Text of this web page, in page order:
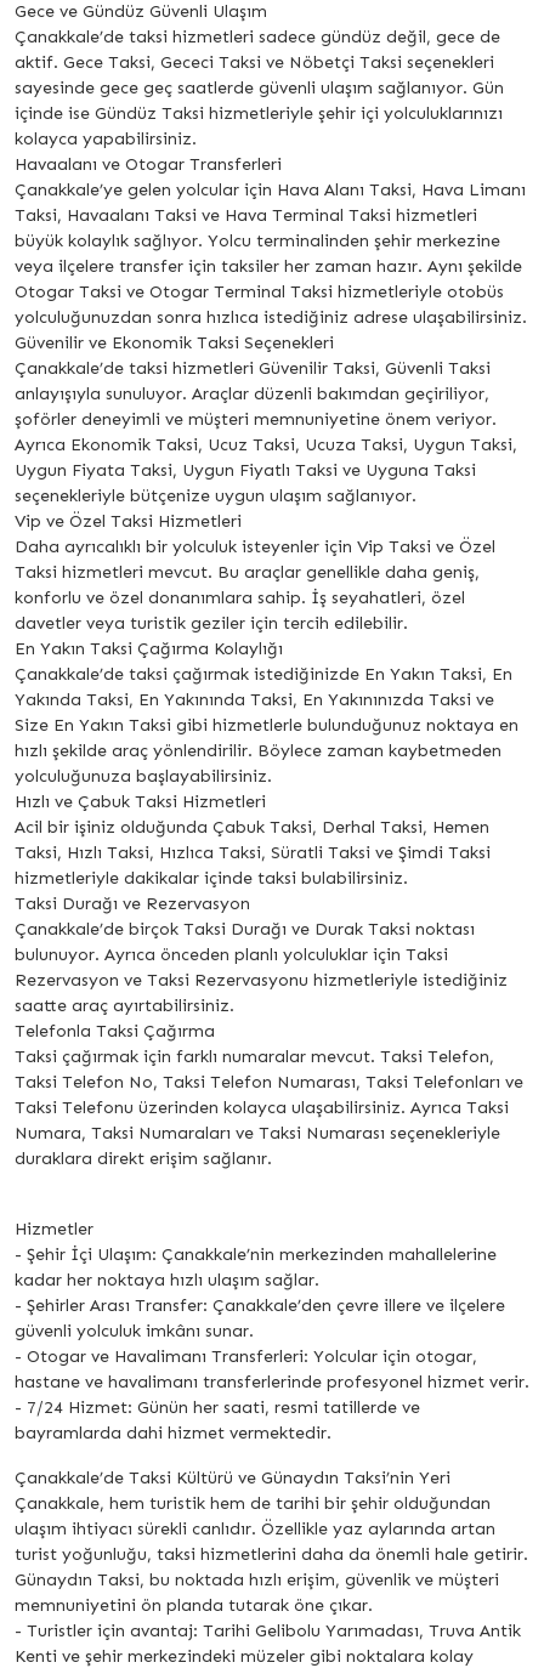
Gece ve Gündüz Güvenli Ulaşım
Çanakkale’de taksi hizmetleri sadece gündüz değil, gece de
aktif. Gece Taksi, Gececi Taksi ve Nöbetçi Taksi seçenekleri
sayesinde gece geç saatlerde güvenli ulaşım sağlanıyor. Gün
içinde ise Gündüz Taksi hizmetleriyle şehir içi yolculuklarınızı
kolayca yapabilirsiniz.
Havaalanı ve Otogar Transferleri
Çanakkale’ye gelen yolcular için Hava Alanı Taksi, Hava Limanı
Taksi, Havaalanı Taksi ve Hava Terminal Taksi hizmetleri
büyük kolaylık sağlıyor. Yolcu terminalinden şehir merkezine
veya ilçelere transfer için taksiler her zaman hazır. Aynı şekilde
Otogar Taksi ve Otogar Terminal Taksi hizmetleriyle otobüs
yolculuğunuzdan sonra hızlıca istediğiniz adrese ulaşabilirsiniz.
Güvenilir ve Ekonomik Taksi Seçenekleri
Çanakkale’de taksi hizmetleri Güvenilir Taksi, Güvenli Taksi
anlayışıyla sunuluyor. Araçlar düzenli bakımdan geçiriliyor,
şoförler deneyimli ve müşteri memnuniyetine önem veriyor.
Ayrıca Ekonomik Taksi, Ucuz Taksi, Ucuza Taksi, Uygun Taksi,
Uygun Fiyata Taksi, Uygun Fiyatlı Taksi ve Uyguna Taksi
seçenekleriyle bütçenize uygun ulaşım sağlanıyor.
Vip ve Özel Taksi Hizmetleri
Daha ayrıcalıklı bir yolculuk isteyenler için Vip Taksi ve Özel
Taksi hizmetleri mevcut. Bu araçlar genellikle daha geniş,
konforlu ve özel donanımlara sahip. İş seyahatleri, özel
davetler veya turistik geziler için tercih edilebilir.
En Yakın Taksi Çağırma Kolaylığı
Çanakkale’de taksi çağırmak istediğinizde En Yakın Taksi, En
Yakında Taksi, En Yakınında Taksi, En Yakınınızda Taksi ve
Size En Yakın Taksi gibi hizmetlerle bulunduğunuz noktaya en
hızlı şekilde araç yönlendirilir. Böylece zaman kaybetmeden
yolculuğunuza başlayabilirsiniz.
Hızlı ve Çabuk Taksi Hizmetleri
Acil bir işiniz olduğunda Çabuk Taksi, Derhal Taksi, Hemen
Taksi, Hızlı Taksi, Hızlıca Taksi, Süratli Taksi ve Şimdi Taksi
hizmetleriyle dakikalar içinde taksi bulabilirsiniz.
Taksi Durağı ve Rezervasyon
Çanakkale’de birçok Taksi Durağı ve Durak Taksi noktası
bulunuyor. Ayrıca önceden planlı yolculuklar için Taksi
Rezervasyon ve Taksi Rezervasyonu hizmetleriyle istediğiniz
saatte araç ayırtabilirsiniz.
Telefonla Taksi Çağırma
Taksi çağırmak için farklı numaralar mevcut. Taksi Telefon,
Taksi Telefon No, Taksi Telefon Numarası, Taksi Telefonları ve
Taksi Telefonu üzerinden kolayca ulaşabilirsiniz. Ayrıca Taksi
Numara, Taksi Numaraları ve Taksi Numarası seçenekleriyle
duraklara direkt erişim sağlanır.
Hizmetler
- Şehir İçi Ulaşım: Çanakkale’nin merkezinden mahallelerine
kadar her noktaya hızlı ulaşım sağlar.
- Şehirler Arası Transfer: Çanakkale’den çevre illere ve ilçelere
güvenli yolculuk imkânı sunar.
- Otogar ve Havalimanı Transferleri: Yolcular için otogar,
hastane ve havalimanı transferlerinde profesyonel hizmet verir.
- 7/24 Hizmet: Günün her saati, resmi tatillerde ve
bayramlarda dahi hizmet vermektedir.
Çanakkale’de Taksi Kültürü ve Günaydın Taksi’nin Yeri
Çanakkale, hem turistik hem de tarihi bir şehir olduğundan
ulaşım ihtiyacı sürekli canlıdır. Özellikle yaz aylarında artan
turist yoğunluğu, taksi hizmetlerini daha da önemli hale getirir.
Günaydın Taksi, bu noktada hızlı erişim, güvenlik ve müşteri
memnuniyetini ön planda tutarak öne çıkar.
- Turistler için avantaj: Tarihi Gelibolu Yarımadası, Truva Antik
Kenti ve şehir merkezindeki müzeler gibi noktalara kolay